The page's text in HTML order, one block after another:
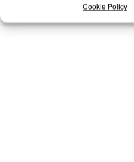
Cookie Policy